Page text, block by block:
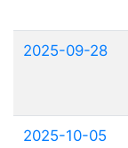
2025-09-28
2025-10-05